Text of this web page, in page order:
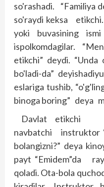
so'rashadi. “Familiya
so'raydi keksa
yoki buvasining
ispolkomdagilar.
etikchi” deydi.
bo'ladi-da”
eslariga tushib,
binoga boring” deya
Davlat etikchi
navbatchi ins­truktor
bolangizni?” deya
payt “Emidem”da
qoladi. Ota-bola